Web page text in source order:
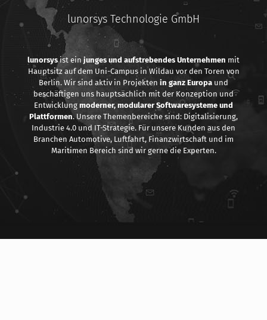
lunorsys Technologie GmbH
lunorsysist ein junges und aufstrebendes Unternehmen mit
Hauptsitz auf dem Uni-Campus in Wildau vor den Toren von
Berlin. Wir sind aktiv in Projektenin ganz Europa und
beschäftigen uns hauptsächlich mit der Konzeption und
Entwicklung moderner, modularer Softwaresysteme und
Plattformen. Unsere Themenbereiche sind: Digitalisierung,
Industrie 4.0 und IT-Strategie. Für unsere Kunden aus den
Branchen Automotive, Luftfahrt, Finanzwirtschaft und im
Maritimen Bereich sind wir gerne die Experten.